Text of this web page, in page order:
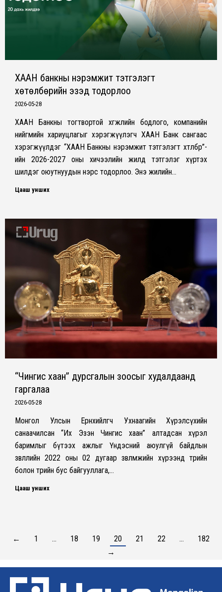
ХААН банкны нэрэмжит тэтгэлэгт
хөтөлбөрийн эзэд тодорлоо
2026-05-28
ХААН Банкны тогтвортой хөгжлийн бодлого, компанийн
нийгмийн хариуцлагыг хэрэгжүүлэгч ХААН Банк сангаас
хэрэгжүүлдэг “ХААН Банкны нэрэмжит тэтгэлэгт хөтөлбөр”-
ийн 2026-2027 оны хичээлийн жилд тэтгэлэг хүртэх
шилдэг оюутнуудын нэрс тодорлоо. Энэ жилийн…
Цааш унших
“Чингис хаан” дурсгалын зоосыг худалдаанд
гаргалаа
2026-05-28
Монгол Улсын Ерөнхийлөгч Ухнаагийн Хүрэлсүхийн
санаачилсан “Их Эзэн Чингис хаан” алтадсан хүрэл
баримлыг бүтээх ажлыг Үндэсний аюулгүй байдлын
зөвлөлийн 2022 оны 02 дугаар зөвлөмжийн хүрээнд төрийн
болон төрийн бус байгууллага,…
Цааш унших
← 1 … 18 19 20 21 22 …
182
→